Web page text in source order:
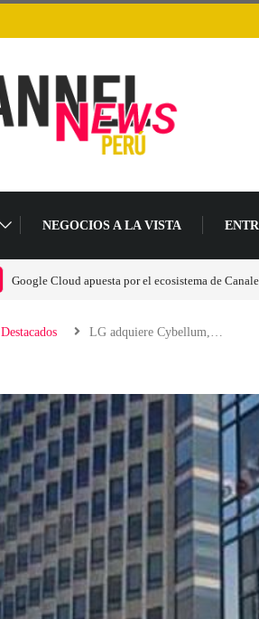
NEGOCIOS A LA VISTA
Destacados LG adquiere Cybellum,…